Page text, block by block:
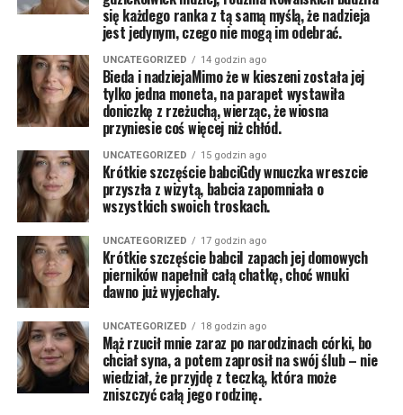
się każdego ranka z tą samą myślą, że nadzieja
jest jedynym, czego nie mogą im odebrać.
UNCATEGORIZED 14 godzin ago
Bieda i nadziejaMimo że w kieszeni została jej
tylko jedna moneta, na parapet wystawiła
doniczkę z rzeżuchą, wierząc, że wiosna
przyniesie coś więcej niż chłód.
UNCATEGORIZED 15 godzin ago
Krótkie szczęście babciGdy wnuczka wreszcie
przyszła z wizytą, babcia zapomniała o
wszystkich swoich troskach.
UNCATEGORIZED 17 godzin ago
Krótkie szczęście babciI zapach jej domowych
pierników napełnił całą chatkę, choć wnuki
dawno już wyjechały.
UNCATEGORIZED 18 godzin ago
Mąż rzucił mnie zaraz po narodzinach córki, bo
chciał syna, a potem zaprosił na swój ślub – nie
wiedział, że przyjdę z teczką, która może
zniszczyć całą jego rodzinę.